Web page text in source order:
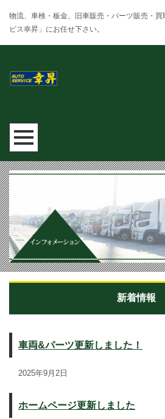
物流、車検・板金、旧車販売・パーツ販売・
ビス幸昇」にお任せ下さい。
新着情報
車両&パーツ更新しました！
2025年9月2日
ホームページ更新しました